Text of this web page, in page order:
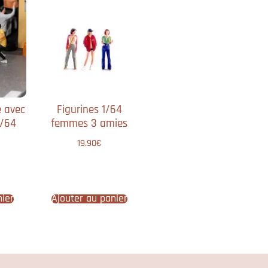
avec
64
Figurines 1/64
femmes 3 amies
19.90€
Ajouter au panier